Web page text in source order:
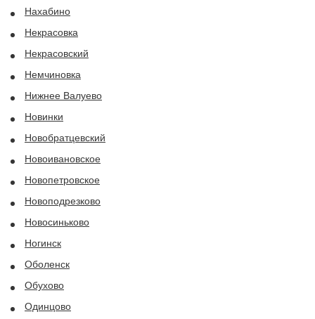
Нахабино
Некрасовка
Некрасовский
Немчиновка
Нижнее Валуево
Новинки
Новобратцевский
Новоивановское
Новопетровское
Новоподрезково
Новосиньково
Ногинск
Оболенск
Обухово
Одинцово